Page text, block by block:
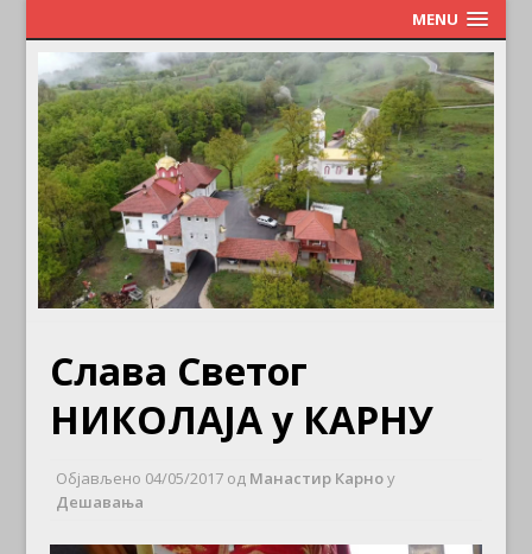
MENU
Слава Светог
НИКОЛАЈА у КАРНУ
Објављено 04/05/2017 од Манастир Карноу
Дешавања